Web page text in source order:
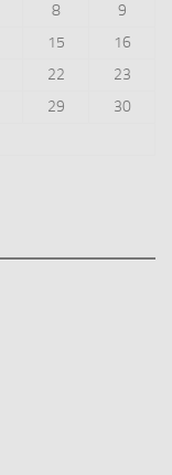
8
9
15
16
22
23
29
30